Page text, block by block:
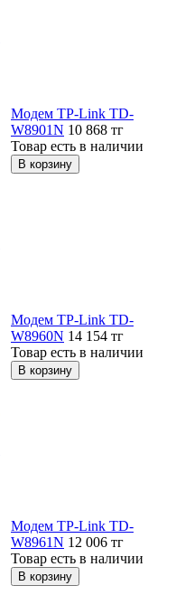
Модем TP-Link TD-
W8901N 10 868 тг
Товар есть в наличии
Модем TP-Link TD-
W8960N 14 154 тг
Товар есть в наличии
Модем TP-Link TD-
W8961N 12 006 тг
Товар есть в наличии